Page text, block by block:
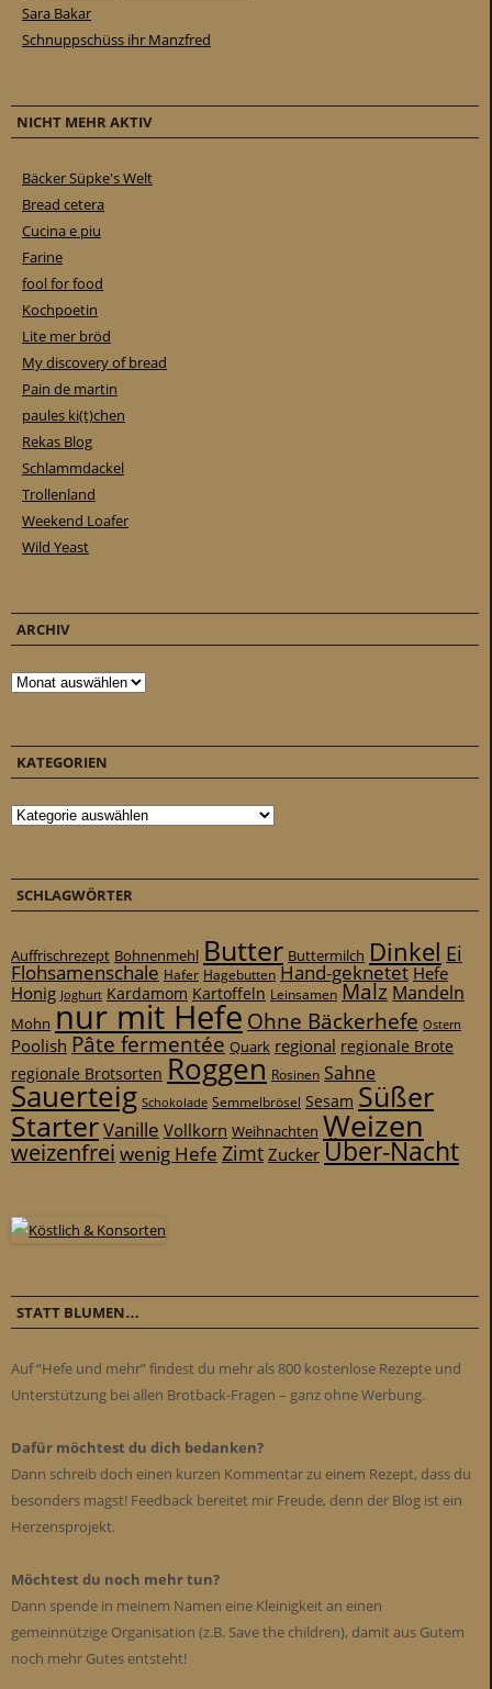
Sara Bakar
Schnuppschüss ihr Manzfred
NICHT MEHR AKTIV
Bäcker Süpke's Welt
Bread cetera
Cucina e piu
Farine
fool for food
Kochpoetin
Lite mer bröd
My discovery of bread
Pain de martin
paules ki(t)chen
Rekas Blog
Schlammdackel
Trollenland
Weekend Loafer
Wild Yeast
ARCHIV
Archiv
KATEGORIEN
Kategorien
SCHLAGWÖRTER
Auffrischrezept Bohnenmehl Butter Buttermilch Dinkel Ei
Flohsamenschale Hafer Hagebutten Hand-geknetet Hefe
Honig Joghurt Kardamom Kartoffeln Leinsamen Malz Mandeln
Mohn nur mit Hefe Ohne Bäckerhefe Ostern
Poolish Pâte fermentée Quark regional regionale Brote
regionale Brotsorten Roggen Rosinen Sahne
Sauerteig Schokolade Semmelbrösel Sesam Süßer
StarterVanille Vollkorn Weihnachten Weizen
weizenfrei wenig Hefe ZimtZuckerÜber-Nacht
STATT BLUMEN…
Auf “Hefe und mehr” findest du mehr als 800 kostenlose Rezepte und
Unterstützung bei allen Brotback-Fragen – ganz ohne Werbung.
Dafür möchtest du dich bedanken?
Dann schreib doch einen kurzen Kommentar zu einem Rezept, dass du
besonders magst! Feedback bereitet mir Freude, denn der Blog ist ein
Herzensprojekt.
Möchtest du noch mehr tun?
Dann spende in meinem Namen eine Kleinigkeit an einen
gemeinnützige Organisation (z.B. Save the children), damit aus Gutem
noch mehr Gutes entsteht!